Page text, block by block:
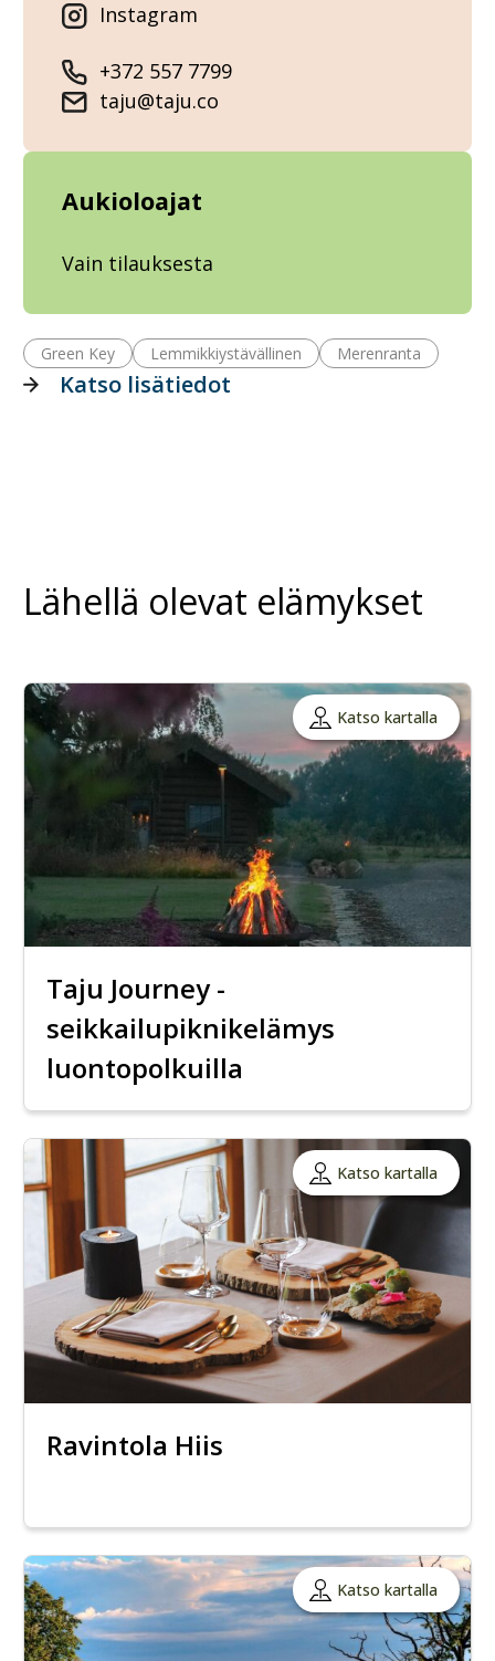
Instagram
+372 557 7799
taju@taju.co
Aukioloajat
Vain tilauksesta
Green Key Lemmikkiystävällinen Merenranta
Katso lisätiedot
Lähellä olevat elämykset
Katso kartalla
Taju Journey -
seikkailupiknikelämys
luontopolkuilla
Katso kartalla
Ravintola Hiis
Katso kartalla